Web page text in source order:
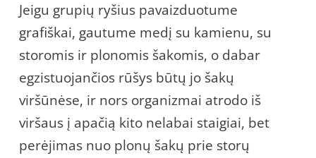
Jeigu grupių ryšius pavaizduotume
grafiškai, gautume medį su kamienu, su
storomis ir plonomis šakomis, o dabar
egzistuojančios rūšys būtų jo šakų
viršūnėse, ir nors organizmai atrodo iš
viršaus į apačią kito nelabai staigiai, bet
perėjimas nuo plonų šakų prie storų